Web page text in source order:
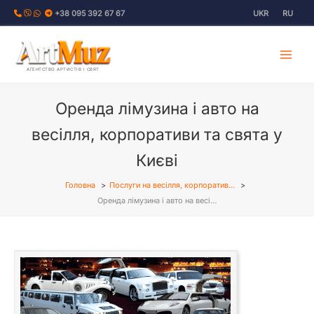
Перейти
+38 095 392 67 67 UKR RU
АГЕНТСТВО АРТИСТІВ І СВЯТ
Оренда лімузина і авто на
весілля, корпоративи та свята у
Києві
Головна
Послуги на весілля, корпоратив…
Оренда лімузина і авто на весі…